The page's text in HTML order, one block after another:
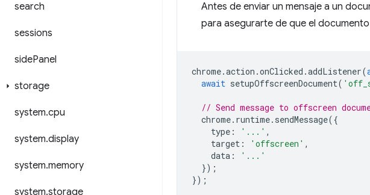
search
sessions
sidePanel
storage
system.cpu
system.display
system.memory
system.storage
Antes de enviar un mensaje a un
para asegurarte de que el
chrome.action .onClicked .addListener(
await setupOffscreenDocument(
// Send message to offscreen
chrome. runtime. sendMessage({
type : '...' ,
target : 'offscreen' ,
data :
'...'
});
});